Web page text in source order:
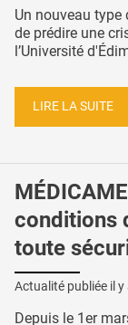
Un nouveau type
de prédire une
l’Université
LIRE LA SUITE
conditions
toute
Actualité publiée il y
Depuis le 1er